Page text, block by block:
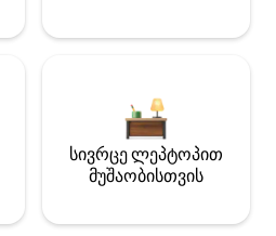
სივრცე ლეპტოპით
მუშაობისთვის